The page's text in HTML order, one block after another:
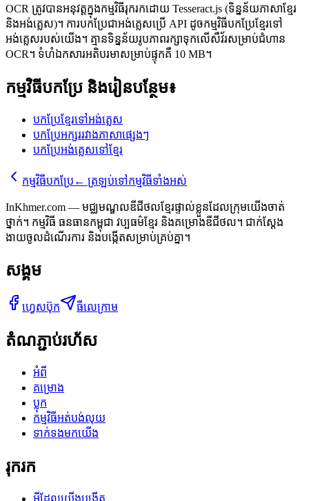
OCR ត្រូវបានអនុវត្តក្នុងកម្មវិធីរុករកដោយ Tesseract.js (ទិន្នន័យភាសាខ្មែរ
និងអង់គ្លេស)។ ការបកប្រែជាអង់គ្លេសប្រើ API ដូចកម្មវិធីបកប្រែខ្មែរទៅ
អង់គ្លេសរបស់យើង។ គ្មានទិន្នន័យរូបភាពរក្សាទុកលើសឺវ័រសម្រាប់ជំហាន
OCR។ ទំហំឯកសារអតិបរមាសម្រាប់ផ្ទុកគឺ 10 MB។
កម្មវិធីបកប្រែ និងរៀនបន្ថែម៖
បកប្រែខ្មែរទៅអង់គ្លេស
បកប្រែអក្សររវាងភាសាផ្សេងៗ
បកប្រែអង់គ្លេសទៅខ្មែរ
កម្មវិធីបកប្រែ ← ត្រឡប់ទៅកម្មវិធីទាំងអស់
InKhmer.com — មជ្ឈមណ្ឌលឌីជីថលខ្មែរផ្ទាល់ខ្លួនដែលក្រុមយើងចាត់
ថ្នាក់។ កម្មវិធី ធនធានកម្ពុជា វប្បធម៌ខ្មែរ និងគម្រោងឌីជីថល។ ជាក់ស្តែង
ងាយចូលដំណើរការ និងបង្កើតសម្រាប់គ្រប់គ្នា។
សង្គម
ហ្វេសប៊ុក ធីលេក្រាម
តំណភ្ជាប់រហ័ស
អំពី
គម្រោង
ប្លុក
កម្មវិធីអត់បង់លុយ
ទាក់ទងមកយើង
រុករក
អ្វីដែលយើងបង្កើត